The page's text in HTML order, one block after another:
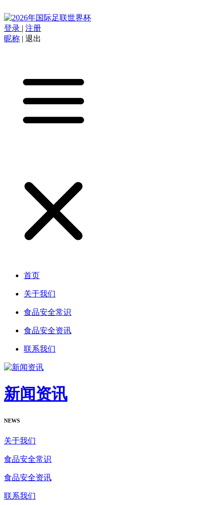
登录 | 注册
昵称 | 退出
首页
关于我们
食品安全常识
食品安全资讯
联系我们
新闻资讯
NEWS
关于我们
食品安全常识
食品安全资讯
联系我们